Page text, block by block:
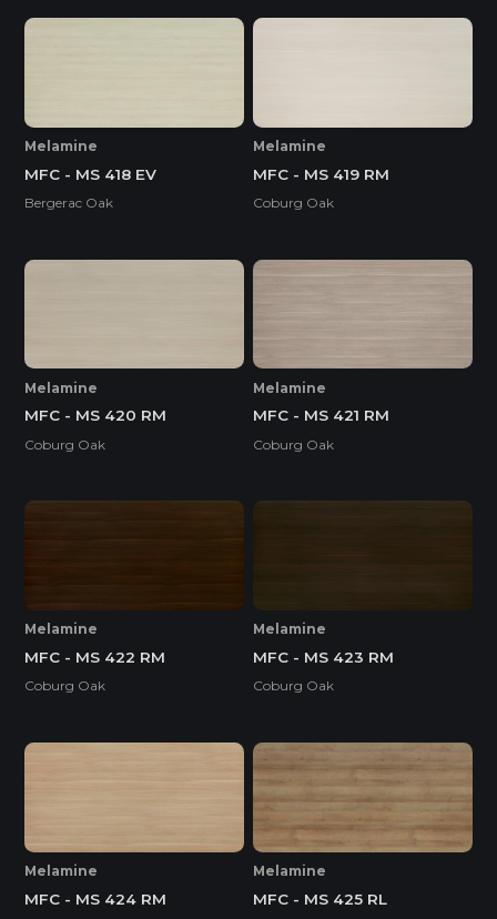
Melamine
MFC - MS 418 EV
Bergerac Oak
Melamine
MFC - MS 419 RM
Coburg Oak
Melamine
MFC - MS 420 RM
Coburg Oak
Melamine
MFC - MS 421 RM
Coburg Oak
Melamine
MFC - MS 422 RM
Coburg Oak
Melamine
MFC - MS 423 RM
Coburg Oak
Melamine
MFC - MS 424 RM
Melamine
MFC - MS 425 RL